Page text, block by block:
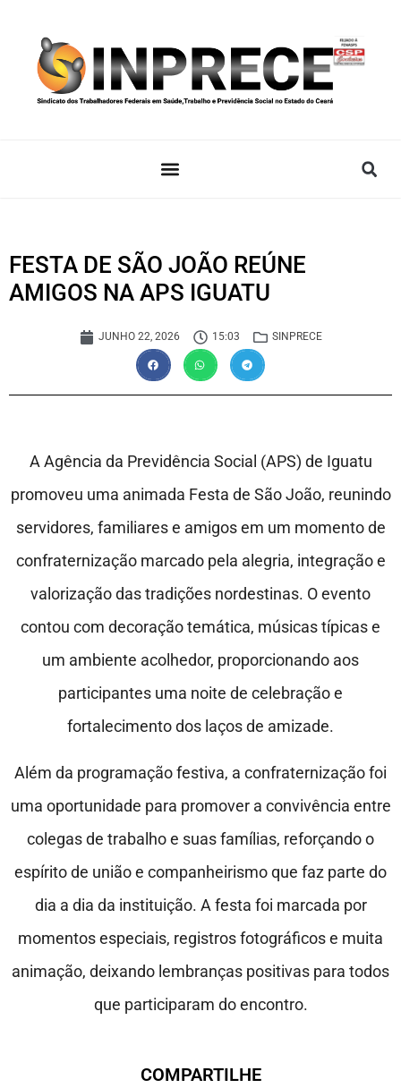
FESTA DE SÃO JOÃO REÚNE
AMIGOS NA APS IGUATU
JUNHO 22, 2026 15:03 SINPRECE
A Agência da Previdência Social (APS) de Iguatu
promoveu uma animada Festa de São João, reunindo
servidores, familiares e amigos em um momento de
confraternização marcado pela alegria, integração e
valorização das tradições nordestinas. O evento
contou com decoração temática, músicas típicas e
um ambiente acolhedor, proporcionando aos
participantes uma noite de celebração e
fortalecimento dos laços de amizade.
Além da programação festiva, a confraternização foi
uma oportunidade para promover a convivência entre
colegas de trabalho e suas famílias, reforçando o
espírito de união e companheirismo que faz parte do
dia a dia da instituição. A festa foi marcada por
momentos especiais, registros fotográficos e muita
animação, deixando lembranças positivas para todos
que participaram do encontro.
COMPARTILHE